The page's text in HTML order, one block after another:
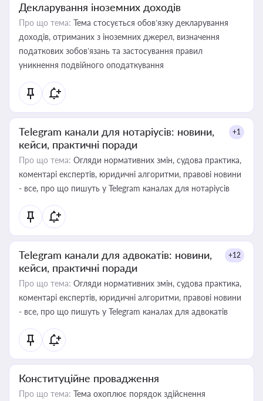
Декларування іноземних доходів
Про що тема: Тема стосується обов’язку декларування
доходів, отриманих з іноземних джерел, визначення
податкових зобов’язань та застосування правил
уникнення подвійного оподаткування
Telegram канали для нотаріусів: новини,
кейси, практичні поради
+1
Про що тема: Огляди нормативних змін, судова практика,
коментарі експертів, юридичні алгоритми, правові новини
- все, про що пишуть у Telegram каналах для нотаріусів
Telegram канали для адвокатів: новини,
кейси, практичні поради
+12
Про що тема: Огляди нормативних змін, судова практика,
коментарі експертів, юридичні алгоритми, правові новини
- все, про що пишуть у Telegram каналах для адвокатів
Конституційне провадження
Про що тема: Тема охоплює порядок здійснення